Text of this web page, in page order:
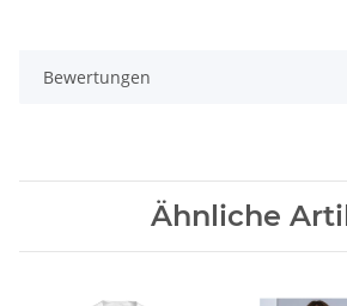
Bewertungen
Ähnliche